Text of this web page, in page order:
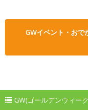
GWイベント・お
GW(ゴールデンウィー